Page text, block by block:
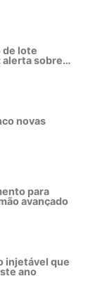
de lote
alerta sobre
novas
para
avançado
injetável que
ano